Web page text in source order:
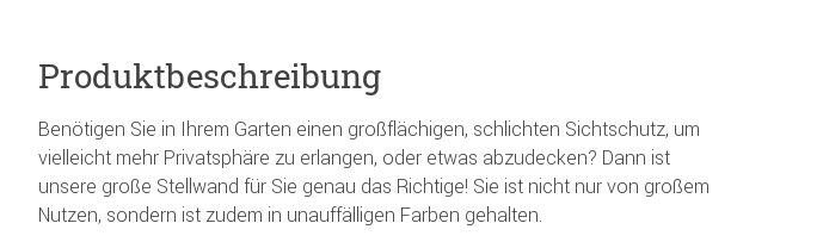
Produktbeschreibung
Benötigen Sie in Ihrem Garten einen großflächigen, schlichten Sichtschutz, um
vielleicht mehr Privatsphäre zu erlangen, oder etwas abzudecken? Dann ist
unsere große Stellwand für Sie genau das Richtige! Sie ist nicht nur von großem
Nutzen, sondern ist zudem in unauffälligen Farben gehalten.